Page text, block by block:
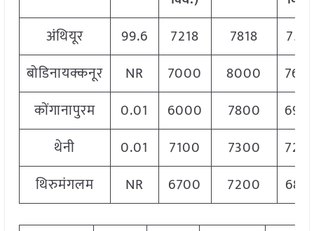
अंथियूर
99.6 7218 7818
बोडिनायक्कनूर
NR 7000 8000
कोंगानापुरम
0.01 6000 7800
थेनी
0.01 7100 7300
थिरुमंगलम
NR 6700 7200